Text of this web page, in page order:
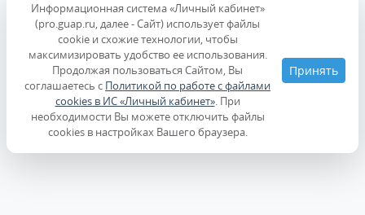
Повышение квалификации
Информационная система «Личный кабинет»
(pro.guap.ru, далее - Сайт) использует файлы
cookie и схожие технологии, чтобы
максимизировать удобство ее использования.
Продолжая пользоваться Сайтом, Вы
соглашаетесь с Политикой по работе с файлами
cookies в ИС «Личный кабинет». При
необходимости Вы можете отключить файлы
cookies в настройках Вашего браузера.
Принять